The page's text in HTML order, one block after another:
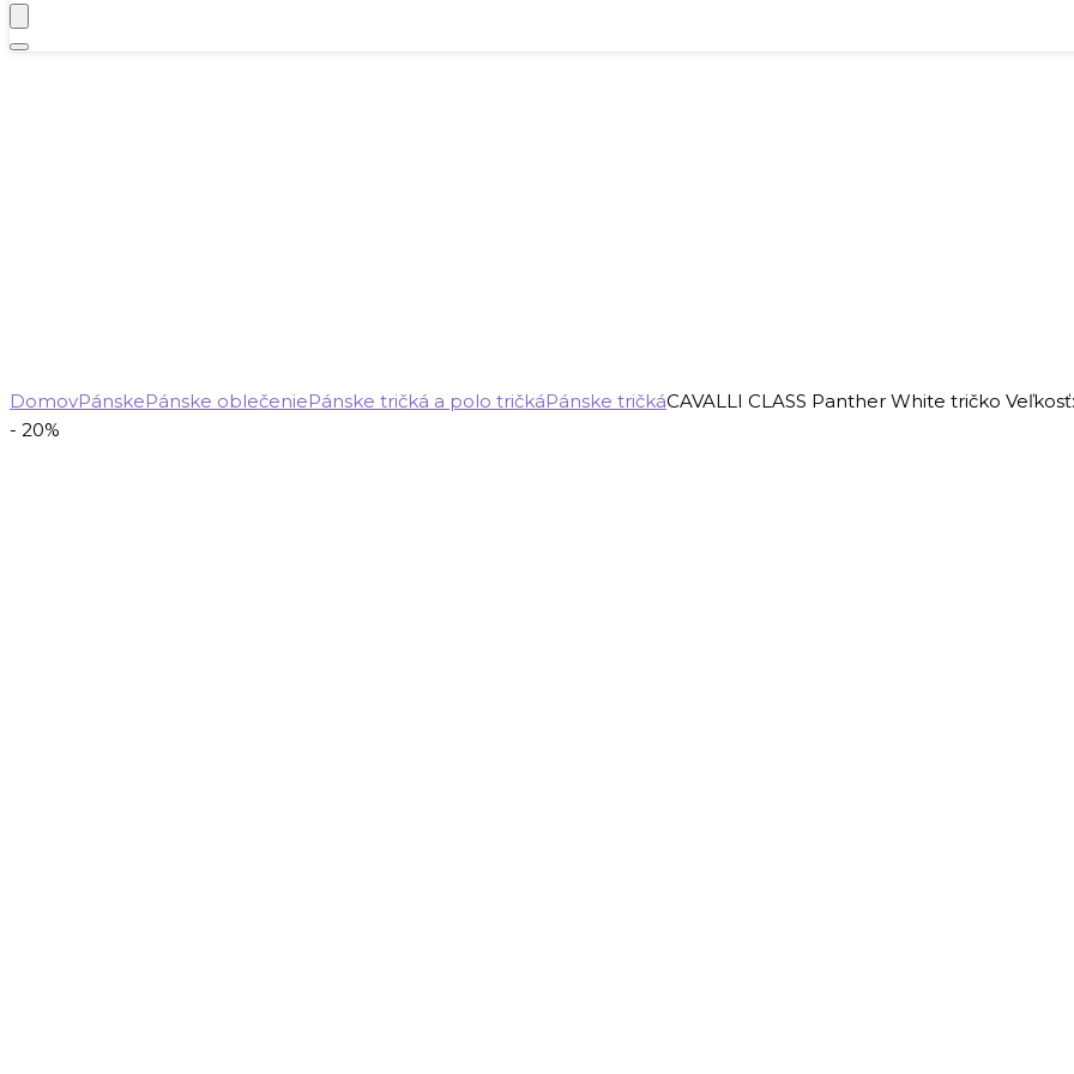
DomovPánskePánske oblečeniePánske tričká a polo tričkáPánske tričkáCAVALLI CLASS Panther White tričko
- 20%